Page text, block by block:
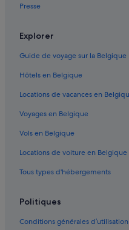
Île Lasqueti : hôtels
Aéroport international de
Île Bowen : hôtels Hôtels avec
Burnaby : hôtels
Vancouver : hôtels
Blueridge : hôtels
Presse
Explorer
Guide de voyage sur la Belgique
Hôtels en Belgique
Locations de vacances en
Voyages en Belgique
Vols en Belgique
Locations de voiture en Belgique
Tous types d'hébergements
Politiques
Conditions générales d’utilisation